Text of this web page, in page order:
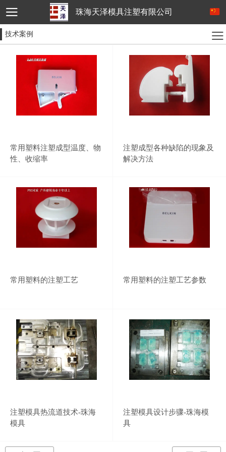
珠海天泽模具注塑有限公司
技术案例
常用塑料注塑成型温度、物
性、收缩率
注塑成型各种缺陷的现象及
解决方法
常用塑料的注塑工艺 常用塑料的注塑工艺参数
注塑模具热流道技术-珠海
模具
注塑模具设计步骤-珠海模
具